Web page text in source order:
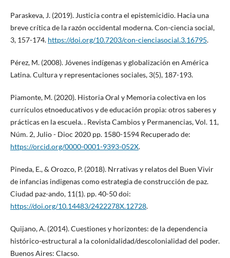
Paraskeva, J. (2019). Justicia contra el epistemicidio. Hacia una
breve crítica de la razón occidental moderna. Con-ciencia social,
3, 157-174. https://doi.org/10.7203/con-cienciasocial.3.16795.
Pérez, M. (2008). Jóvenes indígenas y globalización en América
Latina. Cultura y representaciones sociales, 3(5), 187-193.
Piamonte, M. (2020). Historia Oral y Memoria colectiva en los
currículos etnoeducativos y de educación propia: otros saberes y
prácticas en la escuela. . Revista Cambios y Permanencias, Vol. 11,
Núm. 2, Julio - Dioc 2020 pp. 1580-1594 Recuperado de:
https://orcid.org/0000-0001-9393-052X.
Pineda, E., & Orozco, P. (2018). Nrrativas y relatos del Buen Vivir
de infancias indigenas como estrategia de construcción de paz.
Ciudad paz-ando, 11(1). pp. 40-50 doi:
https://doi.org/10.14483/2422278X.12728.
Quijano, A. (2014). Cuestiones y horizontes: de la dependencia
histórico-estructural a la colonidalidad/descolonialidad del poder.
Buenos Aires: Clacso.